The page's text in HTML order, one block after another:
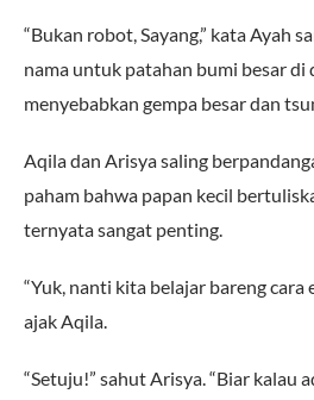
“Bukan robot, Sayang,” kata Ayah
nama untuk patahan bumi besar di
menyebabkan gempa besar dan
Aqila dan Arisya saling
paham bahwa papan kecil
ternyata sangat penting.
“Yuk, nanti kita belajar bareng cara
ajak Aqila.
“Setuju!” sahut Arisya. “Biar kalau